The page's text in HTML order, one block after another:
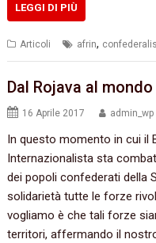
LEGGI DI PIÙ
Articoli afrin,
Dal Rojava al mondo
16 Aprile 2017 admin_wp
In questo momento in cui il
Internazionalista sta
dei popoli confederati della
solidarietà tutte le forze
vogliamo è che tali forze
territori, affermando il